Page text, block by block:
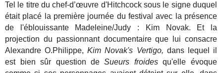
Tel le titre du chef-d’œuvre d'Hitchcock sous le signe duquel
était placé la première journée du festival avec la présence
de l'éblouissante Madeleine/Judy : Kim Novak. Et la
projection du passionnant documentaire que lui consacre
Alexandre O.Philippe,Kim Novak's Vertigo, dans lequel il
est bien sûr question deSueurs froidesqu'elle évoque